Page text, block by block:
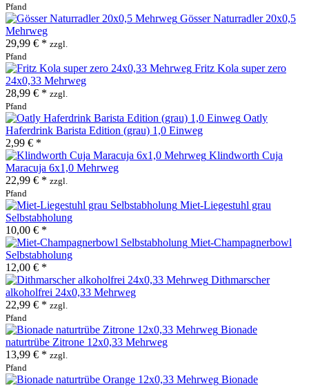
Pfand
Gösser Naturradler 20x0,5
Mehrweg
29,99 € * zzgl.
Pfand
Fritz Kola super zero
24x0,33 Mehrweg
28,99 € * zzgl.
Pfand
Oatly
Haferdrink Barista Edition (grau) 1,0 Einweg
2,99 € *
Klindworth Cuja
Maracuja 6x1,0 Mehrweg
22,99 € * zzgl.
Pfand
Miet-Liegestuhl grau
Selbstabholung
10,00 € *
Miet-Champagnerbowl
Selbstabholung
12,00 € *
Dithmarscher
alkoholfrei 24x0,33 Mehrweg
22,99 € * zzgl.
Pfand
Bionade
naturtrübe Zitrone 12x0,33 Mehrweg
13,99 € * zzgl.
Pfand
Bionade